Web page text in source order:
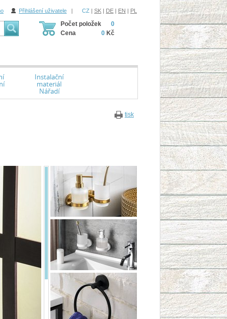
Přihlášení uživatele | CZ | SK | DE | EN | PL
Počet položek
Cena
0
0 Kč
Instalační
materiál
Nářadí
tisk